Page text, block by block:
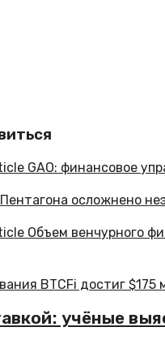
осложнено
BTCFi достиг
учёные